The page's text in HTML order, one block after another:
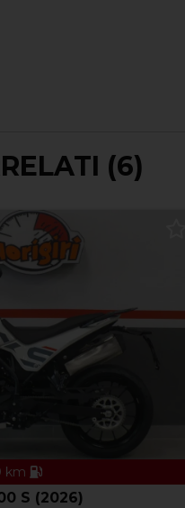
(6)
km
S (2026)